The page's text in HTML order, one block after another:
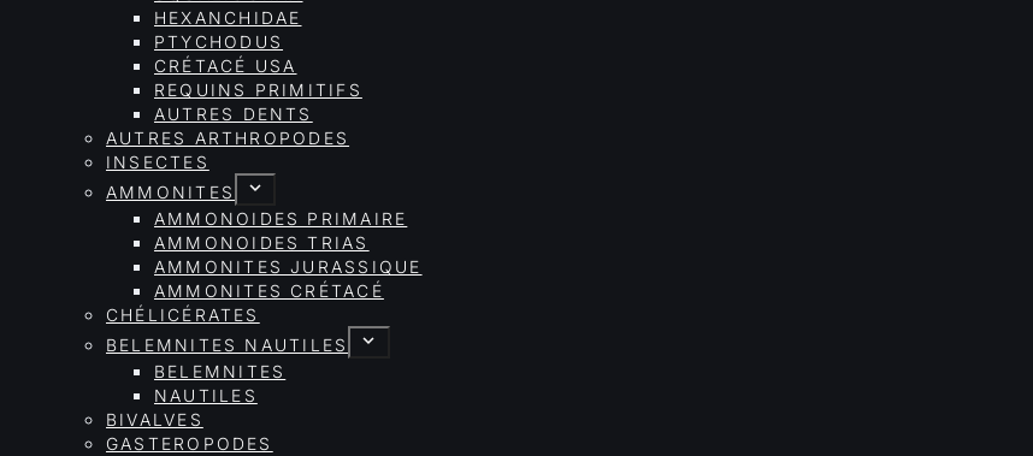
HEXANCHIDAE
PTYCHODUS
CRÉTACÉ USA
REQUINS PRIMITIFS
AUTRES DENTS
AUTRES ARTHROPODES
INSECTES
AMMONITES
AMMONOIDES PRIMAIRE
AMMONOIDES TRIAS
AMMONITES JURASSIQUE
AMMONITES CRÉTACÉ
CHÉLICÉRATES
BELEMNITES NAUTILES
BELEMNITES
NAUTILES
BIVALVES
GASTEROPODES